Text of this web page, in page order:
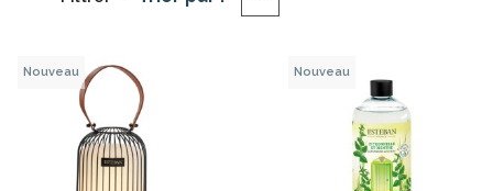
Nouveau Nouveau